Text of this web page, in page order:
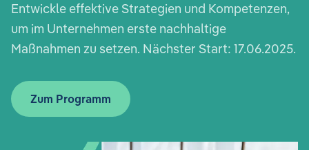
Entwickle effektive Strategien und Kompetenzen,
um im Unternehmen erste nachhaltige
Maßnahmen zu setzen. Nächster Start: 17.06.2025.
Zum Programm